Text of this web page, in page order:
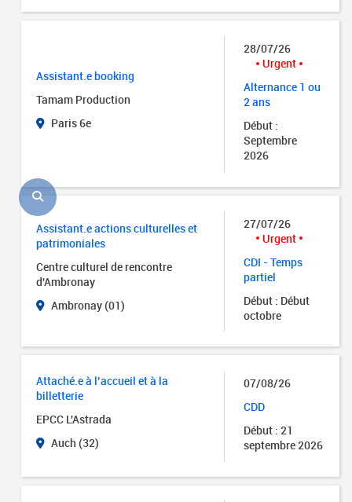
Assistant.e booking
Tamam Production
Paris 6e
28/07/26
Urgent
Alternance 1 ou
2 ans
Début :
Septembre
2026
Assistant.e actions culturelles et
patrimoniales
Centre culturel de rencontre
d'Ambronay
Ambronay (01)
27/07/26
Urgent
CDI - Temps
partiel
Début : Début
octobre
Attaché.e à l’accueil et à la
billetterie
EPCC L'Astrada
Auch (32)
07/08/26
CDD
Début : 21
septembre 2026